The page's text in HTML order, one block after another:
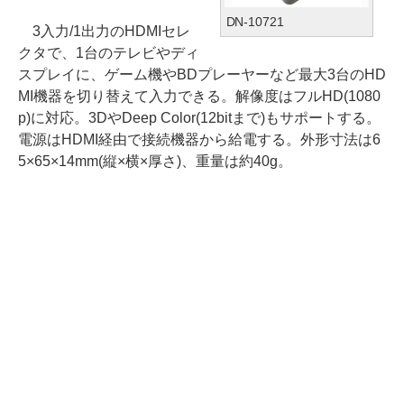
DN-10721
3入力/1出力のHDMIセレ
クタで、1台のテレビやディ
スプレイに、ゲーム機やBDプレーヤーなど最大3台のHD
MI機器を切り替えて入力できる。解像度はフルHD(1080
p)に対応。3DやDeep Color(12bitまで)もサポートする。
電源はHDMI経由で接続機器から給電する。外形寸法は6
5×65×14mm(縦×横×厚さ)、重量は約40g。